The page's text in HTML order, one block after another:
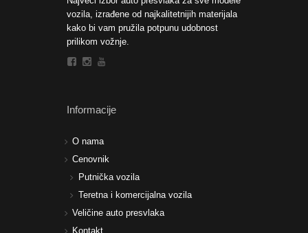
vozila, izrađene od najkalitetnijih materijala
kako bi vam pružila potpunu udobnost
prilikom vožnje.
Informacije
O nama
Cenovnik
Putnička vozila
Teretna i komercijalna vozila
Veličine auto presvlaka
Kontakt